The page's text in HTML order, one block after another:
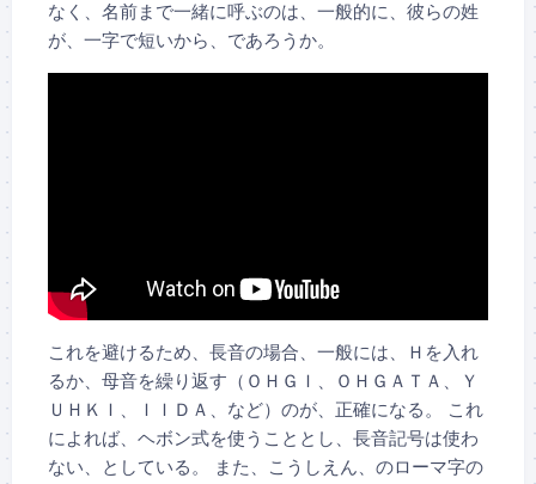
なく、名前まで一緒に呼ぶのは、一般的に、彼らの姓
が、一字で短いから、であろうか。
これを避けるため、長音の場合、一般には、Ｈを入れ
るか、母音を繰り返す（ＯＨＧＩ、ＯＨＧＡＴＡ、Ｙ
ＵＨＫＩ、ＩＩＤＡ、など）のが、正確になる。 これ
によれば、ヘボン式を使うこととし、長音記号は使わ
ない、としている。 また、こうしえん、のローマ字の